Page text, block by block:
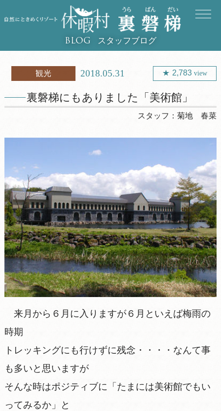
BLOG スタッフブログ
観光 2018.05.31 2,783view
裏磐梯にもありました「美術館」
スタッフ：菊地 春菜
来月から６月に入りますが６月といえば梅雨の
時期
トレッキングにも行けずに残念・・・・なんて事
も多いと思いますが
そんな時はポジティブに「たまには美術館でもい
ってみるか」と